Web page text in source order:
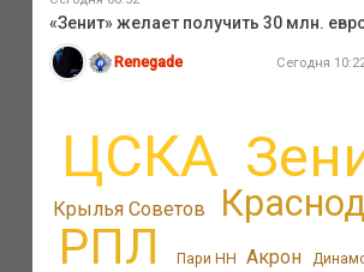
«Зенит» желает получить 30 млн.
Renegade Сегодня
ЦСКА
Крылья Советов
РПЛ Пари НН Акрон